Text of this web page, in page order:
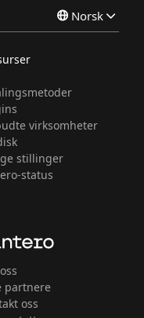
Norsk
Svenska
virksomheter
stillinger
status
partnere
oss